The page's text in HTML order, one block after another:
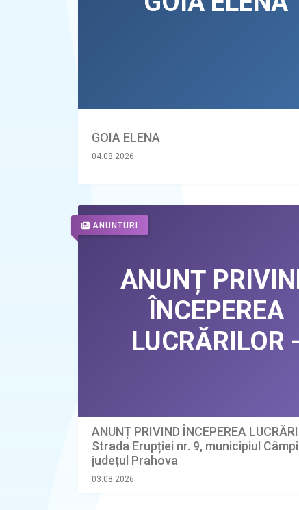
GOIA ELENA
04.08.2026
ANUNTURI
ANUNȚ PRIVIND ÎNCEPEREA
Strada Erupției nr. 9, municipiul
județul Prahova
03.08.2026